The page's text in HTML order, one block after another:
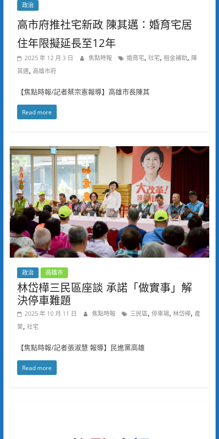
政治
高市府推社宅新政 陳其邁：婚育宅居
住年限擬延長至12年
2025 年 12 月 3 日 焦點時報 婚育宅, 社宅, 租金補助, 陳
其邁, 高雄市府
【焦點時報/記者蔡宗憲報導】高雄市長陳其
Read more
政治 高雄市
林岱樺三民區座談 承諾「做實事」解
決停車難題
2025 年 10 月 11 日 焦點時報 三民區, 停車場, 林岱樺, 產
業, 社宅
【焦點時報/記者張淑慧 報導】民進黨高雄
Read more